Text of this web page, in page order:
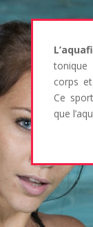
corps
Ce
que